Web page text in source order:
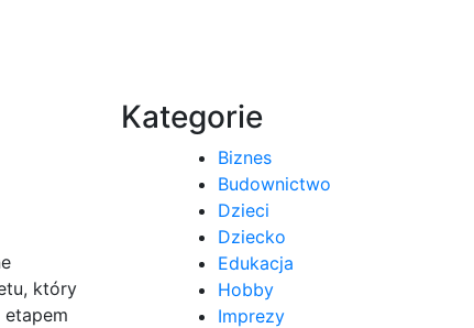
który
Kategorie
Biznes
Budownictwo
Dzieci
Dziecko
Edukacja
Hobby
Imprezy